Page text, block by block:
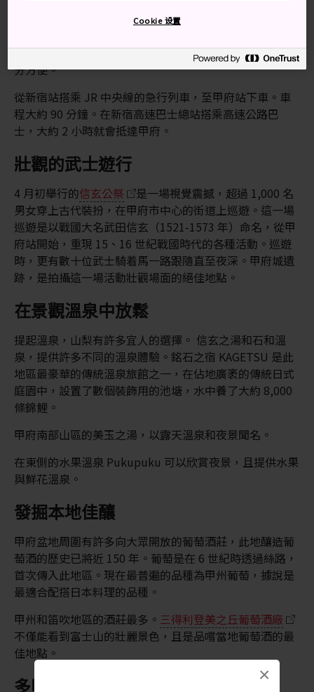
×
甲府位於山梨縣的中央。從新宿搭乘列車前往甲府車站十
分方便。
從新宿站搭乘 JR 中央線的急行列車，至甲府站下車。車
程大約 90 分鐘。在新宿高速巴士總站搭乘高速公路巴
士，大約 2 小時就會抵達甲府。
壯觀的武士遊行
4 月初舉行的信玄公祭
是一場視覺震撼，超過 1,000 名
男女穿上古代裝扮，在甲府市中心的街道上巡遊。這一場
巡遊是以戰國大名武田信玄（1521-1573 年）命名，從甲
府站開始，重現 15、16 世紀戰國時代的各種活動。巡遊
時，更有數十位武士騎着馬一路跟隨直至夜深。甲府城遺
跡，是拍攝這一場活動壯觀場面的絕佳地點。
在景觀溫泉中放鬆
提起溫泉，山梨有許多宜人的選擇。 信玄之湯和石和溫
泉，提供許多不同的溫泉體驗。銘石之宿 KAGETSU 是此
地區最豪華的傳統溫泉旅館之一，在佔地廣袤的傳統日式
庭園中，設置了數個裝飾用的池塘，水中養了大約 8,000
條錦鯉。
甲府南部山區的美玉之湯，以露天溫泉和夜景聞名。
在東側的水果溫泉 Pukupuku 可以欣賞夜景，且提供水果
與鮮花溫泉。
發掘本地佳釀
甲府盆地周圍有許多向大眾開放的葡萄酒莊，此地釀造葡
萄酒的歷史已將近 150 年。葡萄是在 6 世紀時透過絲路，
首次傳入此地區。現在最普遍的品種為甲州葡萄，據說是
最適合配搭日本料理的品種。
甲州和笛吹地區的酒莊最多。 三得利登美之丘葡萄酒廠
不僅能看到富士山的壯麗景色，且是品嚐當地葡萄酒的最
佳地點。
多吃水果
Cookie 设置